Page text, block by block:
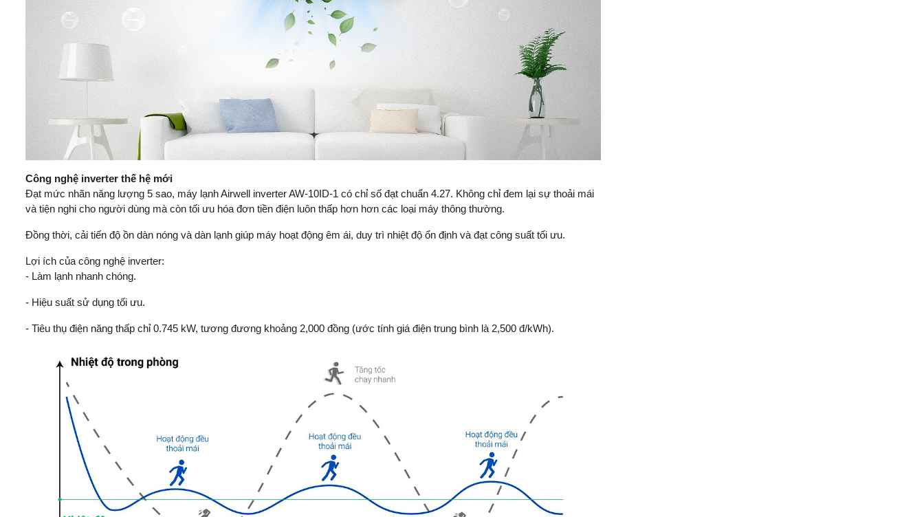
Công nghệ inverter thế hệ mới
Đạt mức nhãn năng lượng 5 sao, máy lạnh Airwell inverter AW-10ID-1 có chỉ số đạt chuẩn 4.27. Không chỉ đem lại sự thoải mái
và tiện nghi cho người dùng mà còn tối ưu hóa đơn tiền điện luôn thấp hơn hơn các loại máy thông thường.
Đồng thời, cải tiến độ ồn dàn nóng và dàn lạnh giúp máy hoạt động êm ái, duy trì nhiệt độ ổn định và đạt công suất tối ưu.
Lợi ích của công nghệ inverter:
- Làm lạnh nhanh chóng.
- Hiệu suất sử dụng tối ưu.
- Tiêu thụ điện năng thấp chỉ 0.745 kW, tương đương khoảng 2,000 đồng (ước tính giá điện trung bình là 2,500 đ/kWh).